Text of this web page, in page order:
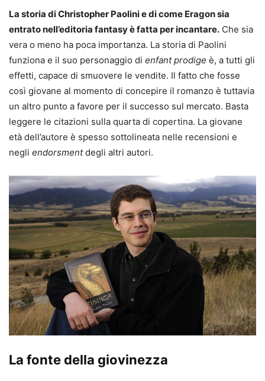
La storia di Christopher Paolini e di come Eragon sia
entrato nell’editoria fantasy è fatta per incantare. Che sia
vera o meno ha poca importanza. La storia di Paolini
funziona e il suo personaggio di enfant prodige è, a tutti gli
effetti, capace di smuovere le vendite. Il fatto che fosse
così giovane al momento di concepire il romanzo è tuttavia
un altro punto a favore per il successo sul mercato. Basta
leggere le citazioni sulla quarta di copertina. La giovane
età dell’autore è spesso sottolineata nelle recensioni e
negli endorsmentdegli altri autori.
La fonte della giovinezza